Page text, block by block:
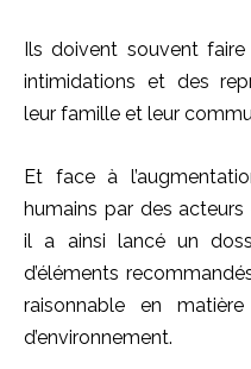
Ils doivent souvent
intimidations et des
leur famille et leur
Et face à
humains par des
il a ainsi lancé un
d’éléments
raisonnable en
d’environnement.